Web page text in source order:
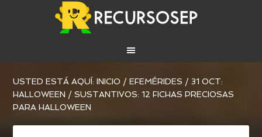
USTED ESTÁ AQUÍ:INICIO / EFEMÉRIDES / 31 OCT:
HALLOWEEN / SUSTANTIVOS: 12 FICHAS PRECIOSAS
PARA HALLOWEEN